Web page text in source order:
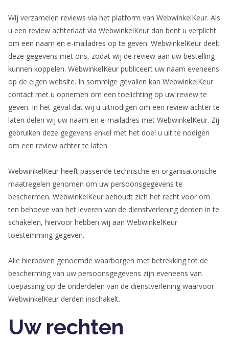
Wij verzamelen reviews via het platform van WebwinkelKeur. Als
u een review achterlaat via WebwinkelKeur dan bent u verplicht
om een naam en e-mailadres op te geven. WebwinkelKeur deelt
deze gegevens met ons, zodat wij de review aan uw bestelling
kunnen koppelen. WebwinkelKeur publiceert uw naam eveneens
op de eigen website. In sommige gevallen kan WebwinkelKeur
contact met u opnemen om een toelichting op uw review te
geven. In het geval dat wij u uitnodigen om een review achter te
laten delen wij uw naam en e-mailadres met WebwinkelKeur. Zij
gebruiken deze gegevens enkel met het doel u uit te nodigen
om een review achter te laten.
WebwinkelKeur heeft passende technische en organisatorische
maatregelen genomen om uw persoonsgegevens te
beschermen. WebwinkelKeur behoudt zich het recht voor om
ten behoeve van het leveren van de dienstverlening derden in te
schakelen, hiervoor hebben wij aan WebwinkelKeur
toestemming gegeven.
Alle hierboven genoemde waarborgen met betrekking tot de
bescherming van uw persoonsgegevens zijn eveneens van
toepassing op de onderdelen van de dienstverlening waarvoor
WebwinkelKeur derden inschakelt.
Uw rechten